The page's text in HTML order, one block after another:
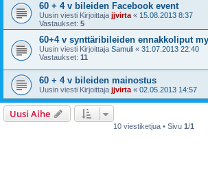
60 + 4 v bileiden Facebook event
Uusin viesti Kirjoittaja jjvirta « 15.08.2013 8:37
Vastaukset: 5
60+4 v synttäribileiden ennakkoliput
Uusin viesti Kirjoittaja Samuli « 31.07.2013 22:40
Vastaukset: 11
60 + 4 v bileiden mainostus
Uusin viesti Kirjoittaja jjvirta « 02.05.2013 14:57
Uusi Aihe
10 viestiketjua • Sivu 1/1